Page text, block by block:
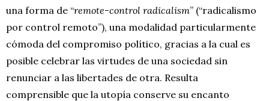
una forma de “remote-control radicalism” (“radicalismo
por control remoto”), una modalidad particularmente
cómoda del compromiso político, gracias a la cual es
posible celebrar las virtudes de una sociedad sin
renunciar a las libertades de otra. Resulta
comprensible que la utopía conserve su encanto